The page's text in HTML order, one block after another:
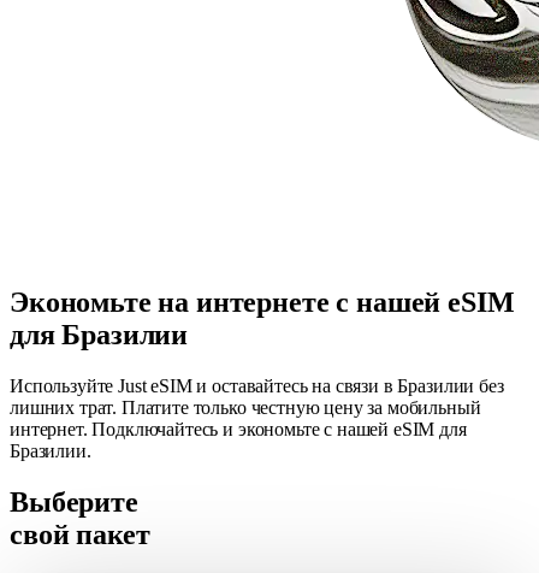
Экономьте на интернете с нашей eSIM
для Бразилии
Используйте Just eSIM и оставайтесь на связи в Бразилии без
лишних трат. Платите только честную цену за мобильный
интернет. Подключайтесь и экономьте с нашей eSIM для
Бразилии.
Выберите
свой пакет